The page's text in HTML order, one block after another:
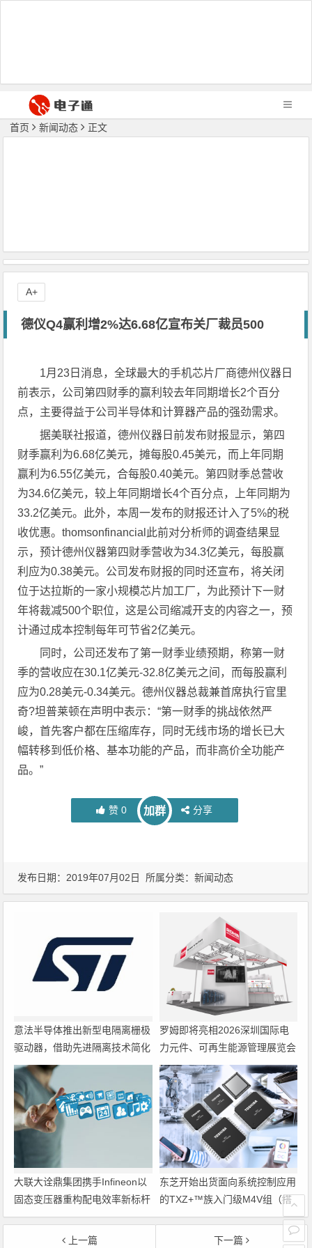
首页 新闻动态 正文
德仪Q4赢利增2%达6.68亿宣布关厂裁员500
1月23日消息，全球最大的手机芯片厂商德州仪器日
前表示，公司第四财季的赢利较去年同期增长2个百分
点，主要得益于公司半导体和计算器产品的强劲需求。
据美联社报道，德州仪器日前发布财报显示，第四
财季赢利为6.68亿美元，摊每股0.45美元，而上年同期
赢利为6.55亿美元，合每股0.40美元。第四财季总营收
为34.6亿美元，较上年同期增长4个百分点，上年同期为
33.2亿美元。此外，本周一发布的财报还计入了5%的税
收优惠。thomsonfinancial此前对分析师的调查结果显
示，预计德州仪器第四财季营收为34.3亿美元，每股赢
利应为0.38美元。公司发布财报的同时还宣布，将关闭
位于达拉斯的一家小规模芯片加工厂，为此预计下一财
年将裁减500个职位，这是公司缩减开支的内容之一，预
计通过成本控制每年可节省2亿美元。
同时，公司还发布了第一财季业绩预期，称第一财
季的营收应在30.1亿美元-32.8亿美元之间，而每股赢利
应为0.28美元-0.34美元。德州仪器总裁兼首席执行官里
奇?坦普莱顿在声明中表示：“第一财季的挑战依然严
峻，首先客户都在压缩库存，同时无线市场的增长已大
幅转移到低价格、基本功能的产品，而非高价全功能产
品。”
赞 0 加群 分享
A+
发布日期：2019年07月02日 所属分类：新闻动态
意法半导体推出新型电隔离栅极
驱动器，借助先进隔离技术简化
电源设计
罗姆即将亮相2026深圳国际电
力元件、可再生能源管理展览会
暨研讨会
大联大诠鼎集团携手Infineon以
固态变压器重构配电效率新标杆
东芝开始出货面向系统控制应用
的TXZ+™族入门级M4V组（搭
载Arm Cortex‑M4内核的标准微
控制器）工程样品
上一篇 下一篇